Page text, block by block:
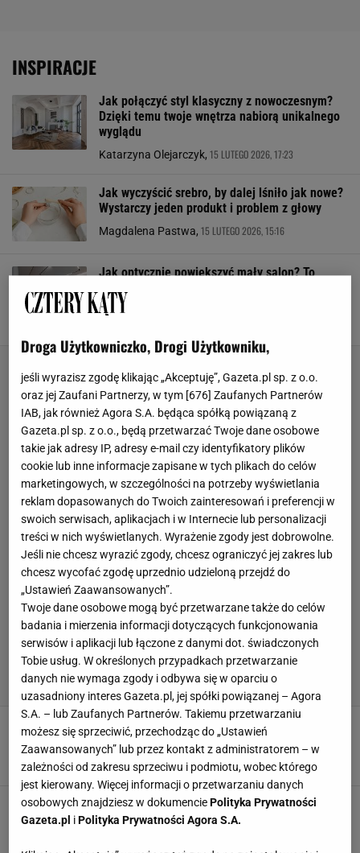
INSPIRACJE
Jak połączyć styl klasyczny z nowoczesnym?
Dzięki temu twoje wnętrza nabiorą unikalnego
wyglądu
Katarzyna Olejarczyk, 15 LUTEGO 2026, 17:23
Jak wyczyścić srebro, by dalej lśniło jak nowe?
Wystarczy jeden produkt i problem z głowy
Magdalena Pastwa, 15 LUTEGO 2026, 15:16
Jak optycznie powiększyć mały salon? To
pomogą
Te elementy pasują do wszystkich wnętrz. Od
lat nie wychodzą z mody
Kamil Kaczmarski,15 LUTEGO 2026, 07:24
Oczyszcza powietrze lepiej niż Dyson - zielistka
to ulubiona roślina w polskich domach
Droga Użytkowniczko, Drogi Użytkowniku,
jeśli wyrazisz zgodę klikając „Akceptuję”, Gazeta.pl sp. z o.o.
oraz jej Zaufani Partnerzy, w tym [ 676 ] Zaufanych Partnerów
IAB, jak również Agora S.A. będąca spółką powiązaną z
Gazeta.pl sp. z o.o., będą przetwarzać Twoje dane osobowe
takie jak adresy IP, adresy e-mail czy identyfikatory plików
cookie lub inne informacje zapisane w tych plikach do celów
marketingowych, w szczególności na potrzeby wyświetlania
reklam dopasowanych do Twoich zainteresowań i preferencji w
swoich serwisach, aplikacjach i w Internecie lub personalizacji
treści w nich wyświetlanych. Wyrażenie zgody jest dobrowolne.
Jeśli nie chcesz wyrazić zgody, chcesz ograniczyć jej zakres lub
chcesz wycofać zgodę uprzednio udzieloną przejdź do
„Ustawień Zaawansowanych”.
Twoje dane osobowe mogą być przetwarzane także do celów
badania i mierzenia informacji dotyczących funkcjonowania
serwisów i aplikacji lub łączone z danymi dot. świadczonych
Tobie usług. W określonych przypadkach przetwarzanie
danych nie wymaga zgody i odbywa się w oparciu o
uzasadniony interes Gazeta.pl, jej spółki powiązanej – Agora
S.A. – lub Zaufanych Partnerów. Takiemu przetwarzaniu
możesz się sprzeciwić, przechodząc do „Ustawień
Zaawansowanych” lub przez kontakt z administratorem – w
zależności od zakresu sprzeciwu i podmiotu, wobec którego
jest kierowany. Więcej informacji o przetwarzaniu danych
osobowych znajdziesz w dokumencie Polityka Prywatności
Gazeta.pl i Polityka Prywatności Agora S.A.